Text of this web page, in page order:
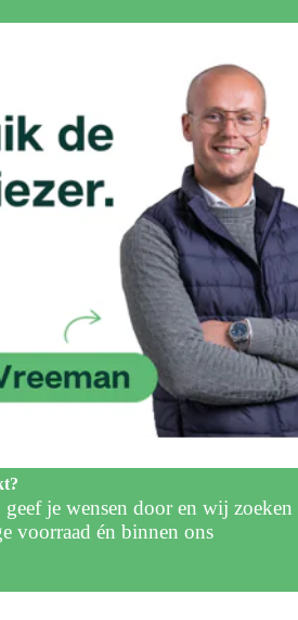
geef je wensen door en wij zoeken
voorraad én binnen ons